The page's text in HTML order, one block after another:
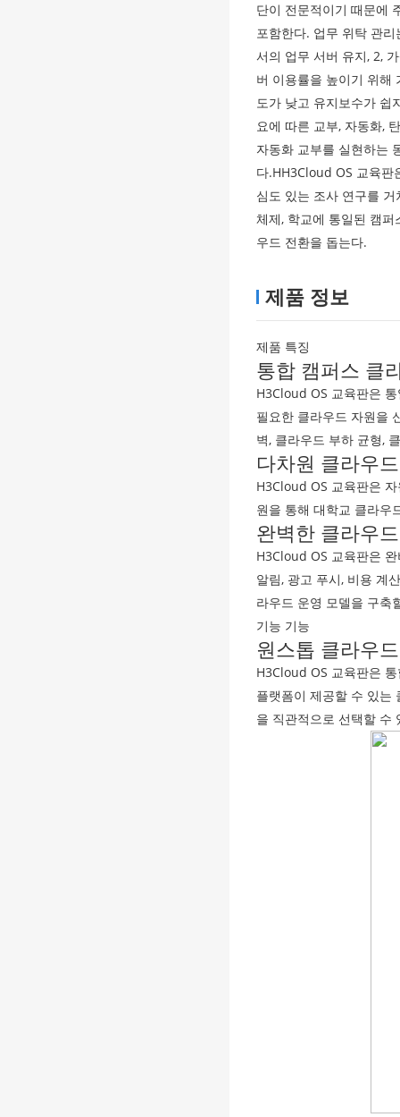
단이 전문적이기 때문에
포함한다. 업무 위탁 관
서의 업무 서버 유지, 2,
버 이용률을 높이기 위해
도가 낮고 유지보수가 쉽
요에 따른 교부, 자동화,
자동화 교부를 실현하는
다.HH3Cloud OS 교육판
심도 있는 조사 연구를
체제, 학교에 통일된 캠
우드 전환을 돕는다.
제품 정보
제품 특징
통합 캠퍼스 클
H3Cloud OS 교육판은
필요한 클라우드 자원을
벽, 클라우드 부하 균형,
다차원 클라우
H3Cloud OS 교육판은
원을 통해 대학교 클라우
완벽한 클라우
H3Cloud OS 교육판은
알림, 광고 푸시, 비용 계
라우드 운영 모델을 구축
기능 기능
원스톱 클라우
H3Cloud OS 교육판은
플랫폼이 제공할 수 있는
을 직관적으로 선택할 수